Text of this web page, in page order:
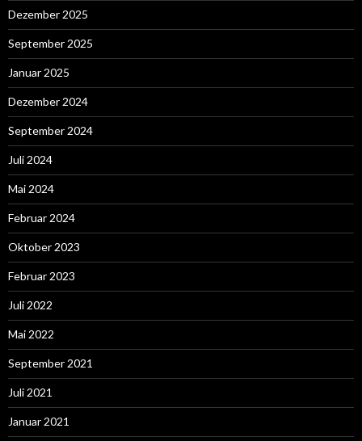
Dezember 2025
September 2025
Januar 2025
Dezember 2024
September 2024
Juli 2024
Mai 2024
Februar 2024
Oktober 2023
Februar 2023
Juli 2022
Mai 2022
September 2021
Juli 2021
Januar 2021